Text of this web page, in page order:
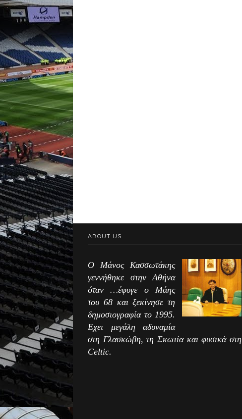
ABOUT US
Ο Μάνος Κασσωτάκης
γεννήθηκε στην Αθήνα
όταν …έφυγε ο Μάης
του 68 και ξεκίνησε τη
δημοσιογραφία το 1995.
Εχει μεγάλη αδυναμία
στη Γλασκώβη, τη Σκωτία και φυσικά στη
Celtic.